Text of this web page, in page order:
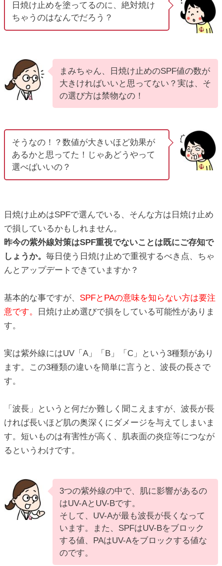
日焼け止めを塗ってるのに、絶対焼け
ちゃうのはなんでだろう？
まみちゃん、日焼け止めのSPF値の数が
大きければいいと思ってない？実は、そ
の選び方は禁物なの！
そうなの！？数値が大きいほど効果が
あるかと思ってた！じゃあどうやって
選べばいいの？
日焼け止めはSPFで選んでいる、そんな方は日焼け止め
で損しているかもしれません。
昨今の紫外線対策はSPF重視でないことは既にご存知で
しょうか。 毎日使う日焼け止めで重視するべき点、ちゃ
んとアップデートできていますか？
基本的な事ですが、 SPFとPAの意味を知らない方は要注
意です。
日焼け止め選びで損をしている可能性がありま
す。
実は紫外線にはUV「A」「B」「C」という3種類があり
ます。この3種類の違いを簡単に言うと、波長の長さで
す。
「波長」というと何だか難しく聞こえますが、波長が長
ければ長いほど肌の奥深くにダメージを与えてしまいま
す。短いものは有害性が高く、肌表面の炎症等につなが
るというわけです。
3つの紫外線の中で、肌に影響があるの
はUV-AとUV-Bです。
そして、UV-Aが最も波長が長くなって
います。また、SPFはUV-Bをブロック
する値、PAはUV-Aをブロックする値な
のです。